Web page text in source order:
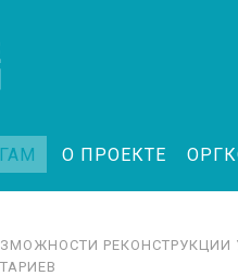
О ПРОЕКТЕ
РЕКОНСТРУКЦИИ